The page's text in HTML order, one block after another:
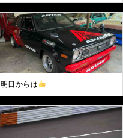
明日からは